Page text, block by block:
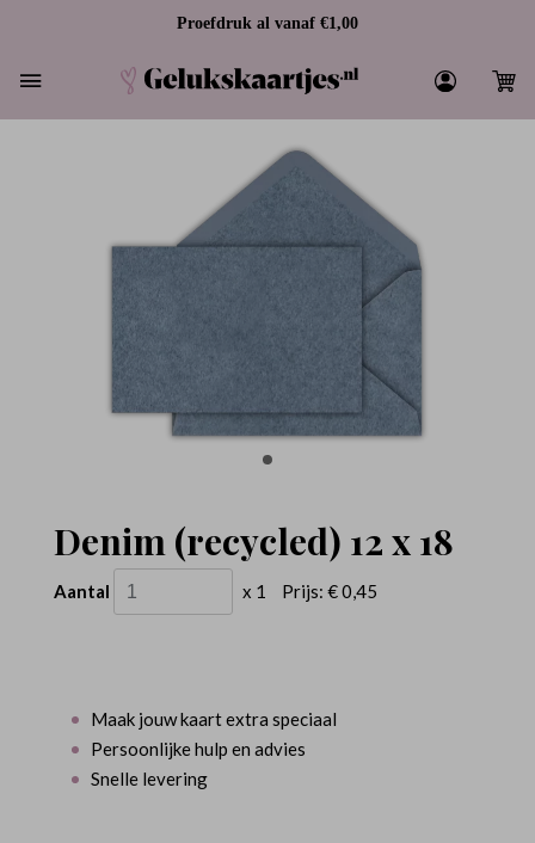
Proefdruk al vanaf €1,00
Denim (recycled) 12 x 18
Aantal x 1 Prijs: € 0,45
Maak jouw kaart extra speciaal
Persoonlijke hulp en advies
Snelle levering